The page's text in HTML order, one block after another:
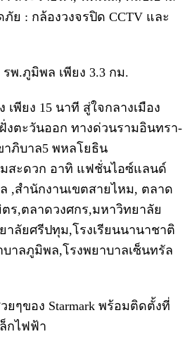
ย : กล้องวงจรปิด CCTV และ
พ.ภูมิพล เพียง 3.3 กม.
เพียง 15 นาที สู่ใจกลางเมือง
งตะวันออก ทางด่วนรามอินทรา-
ภิบาล5 พหลโยธิน
สะดวก อาทิ แฟชั่นไอซ์แลนด์
,สำนักงานเขตสายไหม, ตลาด
ร,ตลาดวงศกร,มหาวิทยาลัย
าลัยศรีปทุม,โรงเรียนนานาชาติ
บาลภูมิพล,โรงพยาบาลเซ็นทรัล
ยๆของ Starmark พร้อมติดตั้งที่
กไฟฟ้า